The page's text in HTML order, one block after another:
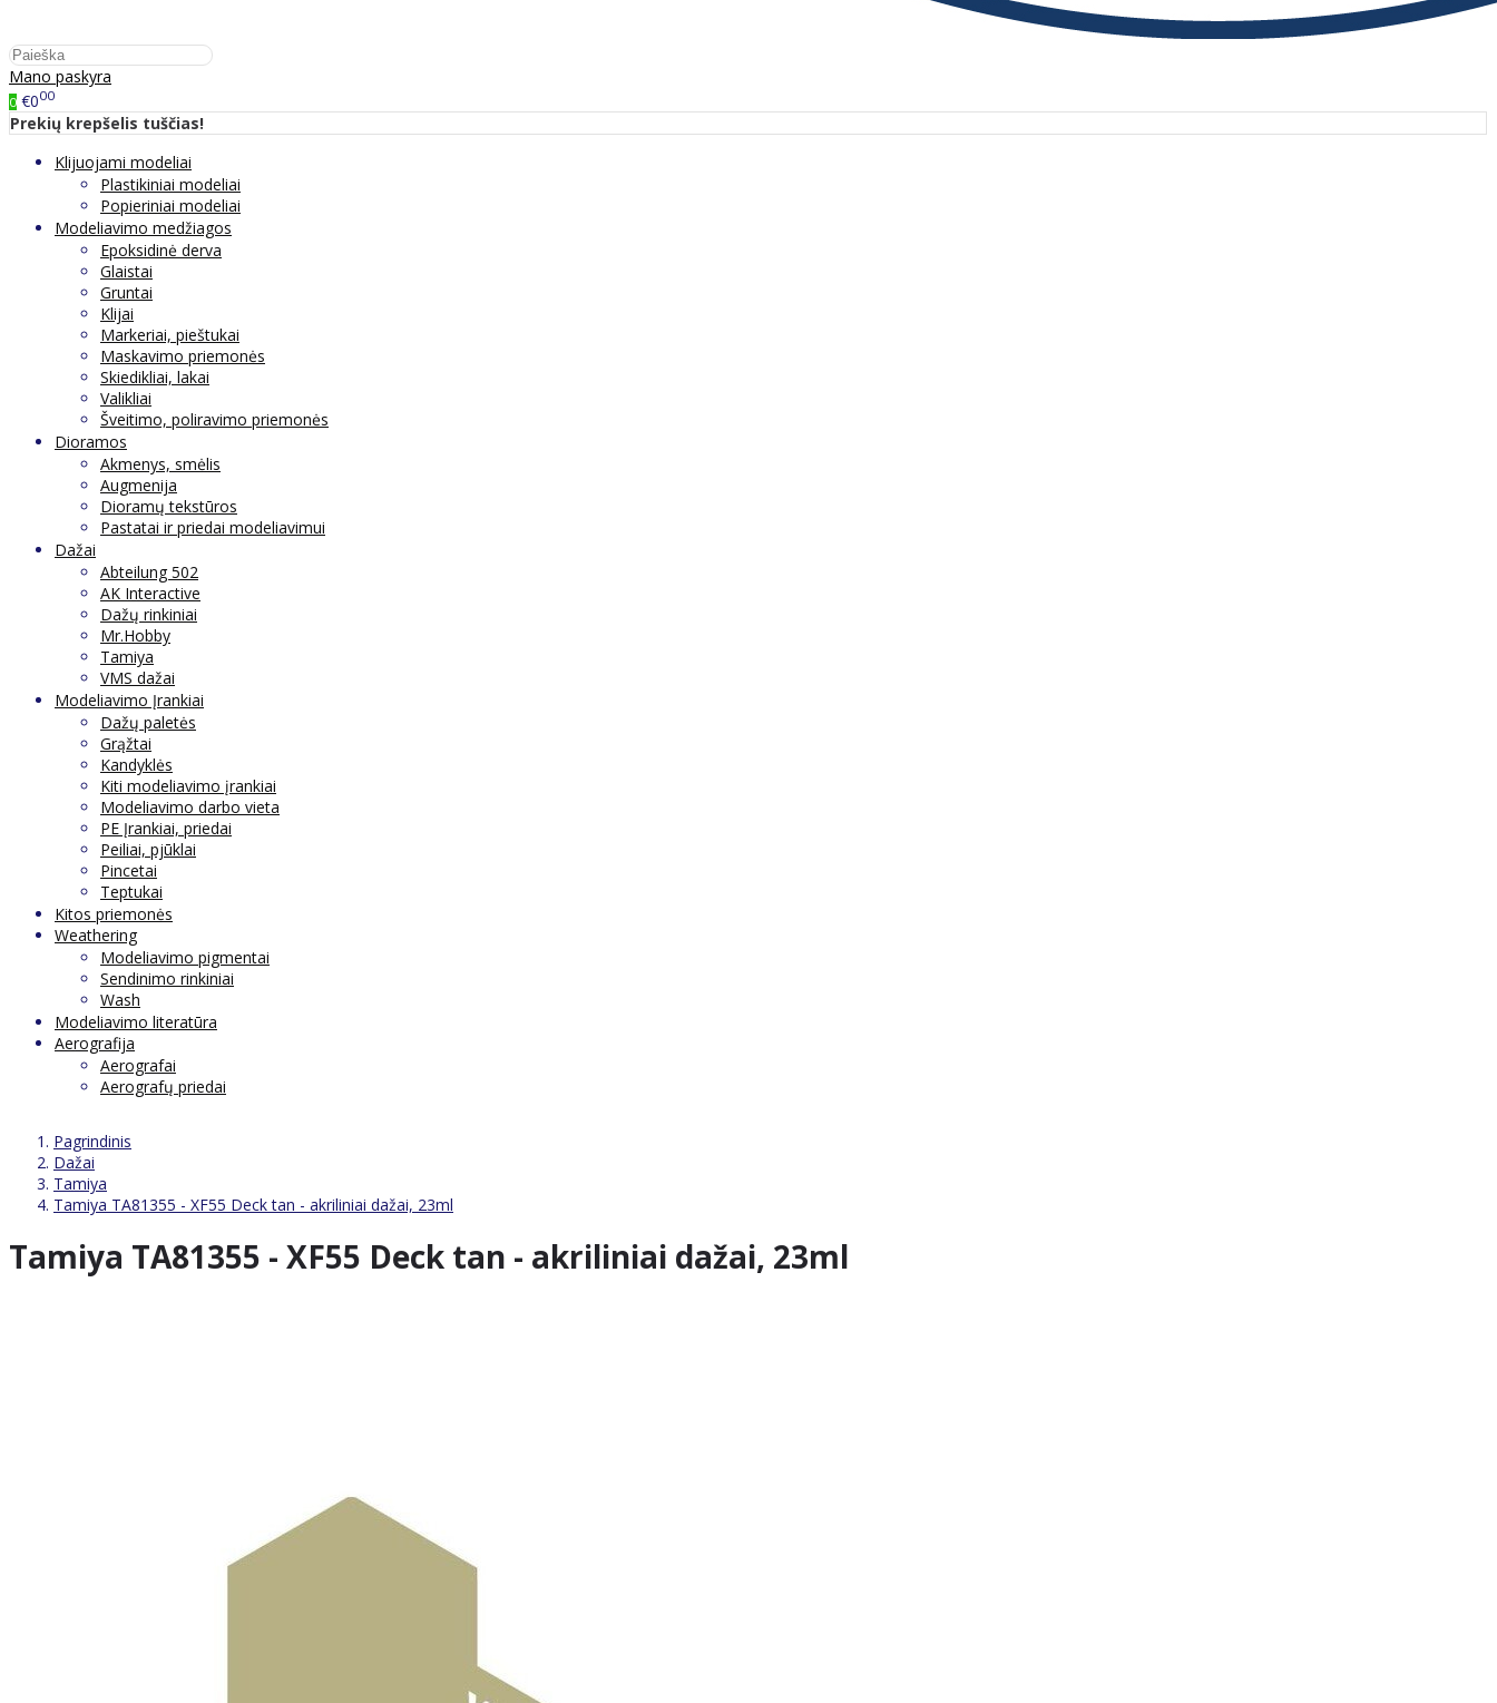
Mano paskyra
0 €000
Prekių krepšelis tuščias!
Klijuojami modeliai
Plastikiniai modeliai
Popieriniai modeliai
Modeliavimo medžiagos
Epoksidinė derva
Glaistai
Gruntai
Klijai
Markeriai, pieštukai
Maskavimo priemonės
Skiedikliai, lakai
Valikliai
Šveitimo, poliravimo priemonės
Dioramos
Akmenys, smėlis
Augmenija
Dioramų tekstūros
Pastatai ir priedai modeliavimui
Dažai
Abteilung 502
AK Interactive
Dažų rinkiniai
Mr.Hobby
Tamiya
VMS dažai
Modeliavimo Įrankiai
Dažų paletės
Grąžtai
Kandyklės
Kiti modeliavimo įrankiai
Modeliavimo darbo vieta
PE Įrankiai, priedai
Peiliai, pjūklai
Pincetai
Teptukai
Kitos priemonės
Weathering
Modeliavimo pigmentai
Sendinimo rinkiniai
Wash
Modeliavimo literatūra
Aerografija
Aerografai
Aerografų priedai
Pagrindinis
Dažai
Tamiya
Tamiya TA81355 - XF55 Deck tan - akriliniai dažai, 23ml
Tamiya TA81355 - XF55 Deck tan - akriliniai dažai, 23ml